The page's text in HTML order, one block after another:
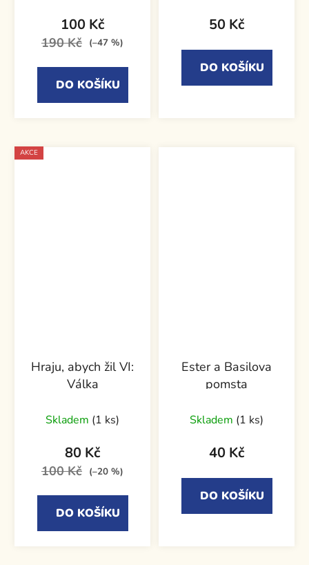
100 Kč
190 Kč (–47 %)
DO KOŠÍKU
50 Kč
DO KOŠÍKU
AKCE
Hraju, abych žil VI:
Válka
Skladem (1 ks)
80 Kč
100 Kč (–20 %)
DO KOŠÍKU
Ester a Basilova
pomsta
Skladem (1 ks)
40 Kč
DO KOŠÍKU